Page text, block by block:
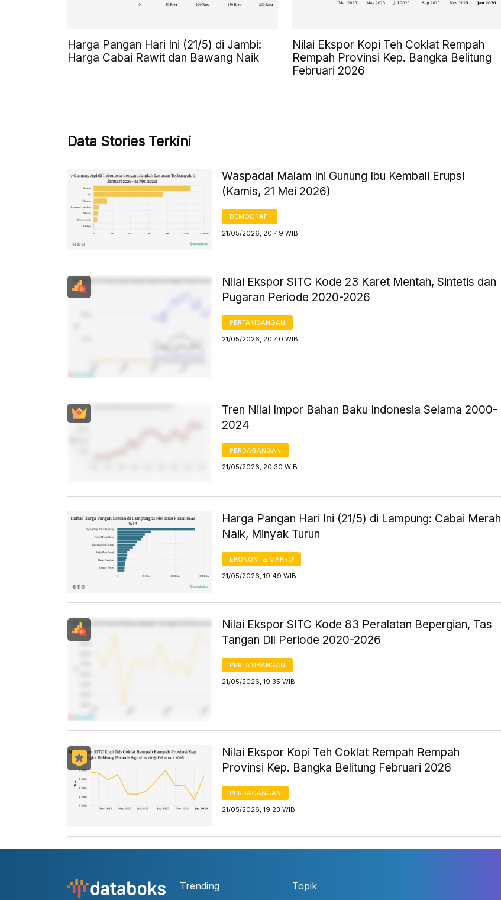
Harga Pangan Hari Ini (21/5) di Jambi:
Harga Cabai Rawit dan Bawang Naik
Nilai Ekspor Kopi Teh Coklat Rempah
Rempah Provinsi Kep. Bangka Belitung
Februari 2026
Data Stories Terkini
Waspada! Malam Ini Gunung Ibu Kembali Erupsi
(Kamis, 21 Mei 2026)
DEMOGRAFI
21/05/2026, 20:49 WIB
Nilai Ekspor SITC Kode 23 Karet Mentah, Sintetis dan
Pugaran Periode 2020-2026
PERTAMBANGAN
21/05/2026, 20:40 WIB
Tren Nilai Impor Bahan Baku Indonesia Selama 2000-
2024
PERDAGANGAN
21/05/2026, 20:30 WIB
Harga Pangan Hari Ini (21/5) di Lampung: Cabai Merah
Naik, Minyak Turun
EKONOMI & MAKRO
21/05/2026, 19:49 WIB
Nilai Ekspor SITC Kode 83 Peralatan Bepergian, Tas
Tangan Dll Periode 2020-2026
PERTAMBANGAN
21/05/2026, 19:35 WIB
Nilai Ekspor Kopi Teh Coklat Rempah Rempah
Provinsi Kep. Bangka Belitung Februari 2026
PERDAGANGAN
21/05/2026, 19:23 WIB
Trending Topik